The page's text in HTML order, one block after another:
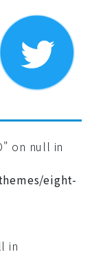
on null in
eight-
in